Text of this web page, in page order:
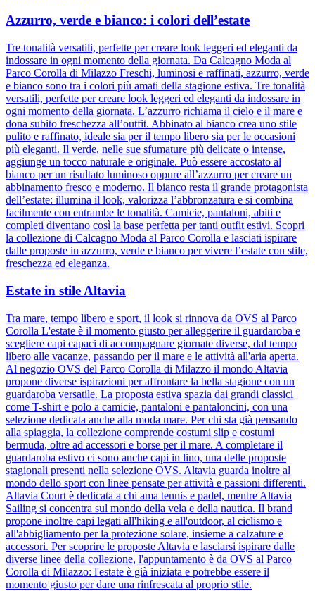
Azzurro, verde e bianco: i colori dell’estate
Tre tonalità versatili, perfette per creare look leggeri ed eleganti da
indossare in ogni momento della giornata. Da Calcagno Moda al
Parco Corolla di Milazzo Freschi, luminosi e raffinati, azzurro, verde
e bianco sono tra i colori più amati della stagione estiva. Tre tonalità
versatili, perfette per creare look leggeri ed eleganti da indossare in
ogni momento della giornata. L’azzurro richiama il cielo e il mare e
dona subito freschezza all’outfit. Abbinato al bianco crea uno stile
pulito e raffinato, ideale sia per il tempo libero sia per le occasioni
più eleganti. Il verde, nelle sue sfumature più delicate o intense,
aggiunge un tocco naturale e originale. Può essere accostato al
bianco per un risultato luminoso oppure all’azzurro per creare un
abbinamento fresco e moderno. Il bianco resta il grande protagonista
dell’estate: illumina il look, valorizza l’abbronzatura e si combina
facilmente con entrambe le tonalità. Camicie, pantaloni, abiti e
completi diventano così la base perfetta per tanti outfit estivi. Scopri
la collezione di Calcagno Moda al Parco Corolla e lasciati ispirare
dalle proposte in azzurro, verde e bianco per vivere l’estate con stile,
freschezza ed eleganza.
Estate in stile Altavia
Tra mare, tempo libero e sport, il look si rinnova da OVS al Parco
Corolla L'estate è il momento giusto per alleggerire il guardaroba e
scegliere capi capaci di accompagnare giornate diverse, dal tempo
libero alle vacanze, passando per il mare e le attività all'aria aperta.
Al negozio OVS del Parco Corolla di Milazzo il mondo Altavia
propone diverse ispirazioni per affrontare la bella stagione con un
guardaroba versatile. La proposta estiva spazia dai grandi classici
come T-shirt e polo a camicie, pantaloni e pantaloncini, con una
selezione dedicata anche alla moda mare. Per chi sta già pensando
alla spiaggia, la collezione comprende costumi slip e costumi
bermuda, oltre ad accessori e borse per il mare. A completare il
guardaroba estivo ci sono anche capi in lino, una delle proposte
stagionali presenti nella selezione OVS. Altavia guarda inoltre al
mondo dello sport con linee pensate per attività e passioni differenti.
Altavia Court è dedicata a chi ama tennis e padel, mentre Altavia
Sailing si concentra sul mondo della vela e della nautica. Il brand
propone inoltre capi legati all'hiking e all'outdoor, al ciclismo e
all'abbigliamento per la protezione solare, insieme a calzature e
accessori. Per scoprire le proposte Altavia e lasciarsi ispirare dalle
diverse linee della collezione, l'appuntamento è da OVS al Parco
Corolla di Milazzo: l'estate è già iniziata e potrebbe essere il
momento giusto per dare una rinfrescata al proprio stile.